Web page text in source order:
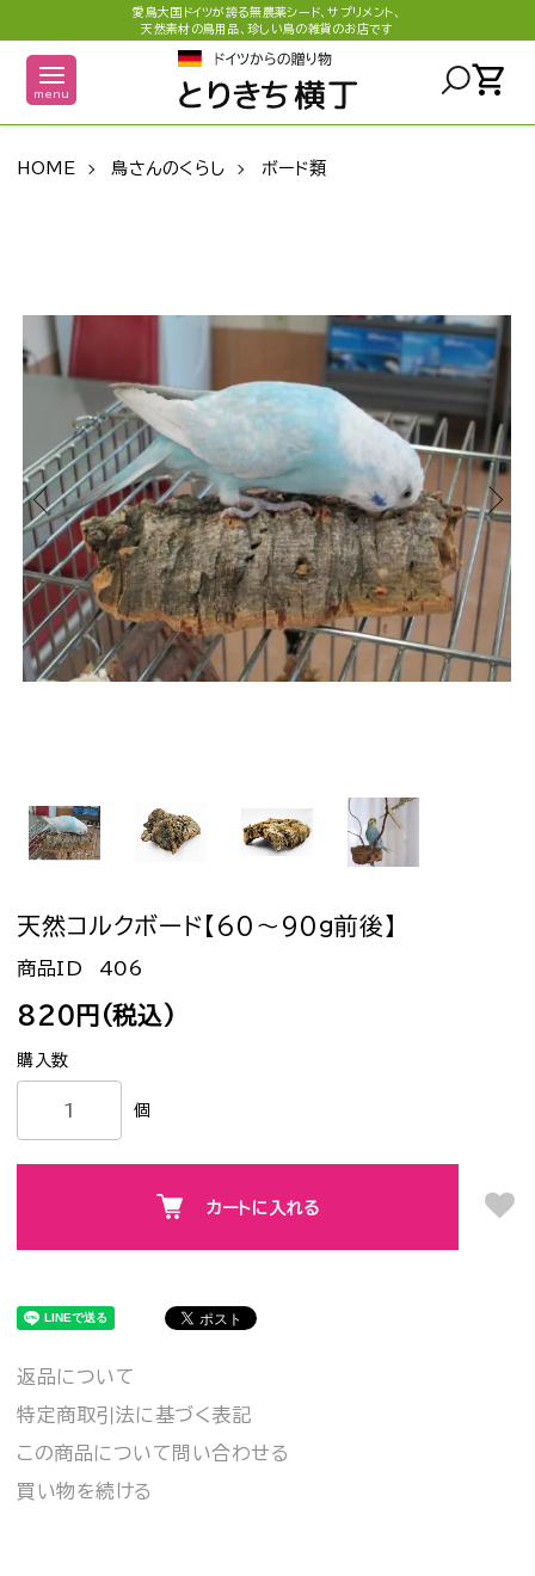
愛鳥大国ドイツが誇る無農薬シード、サプリメント、
天然素材の鳥用品、珍しい鳥の雑貨のお店です
menu shopping_cart
HOME 鳥さんのくらし ボード類
天然コルクボード【60～90g前後】
406
820円(税込)
個
カートに入れる
返品について
特定商取引法に基づく表記
この商品について問い合わせる
買い物を続ける